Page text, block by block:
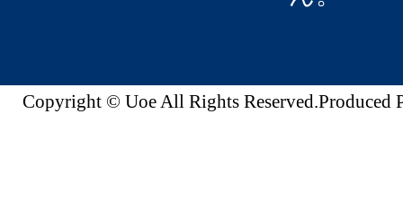
Copyright © Uoe All Rights Reserved.Produced